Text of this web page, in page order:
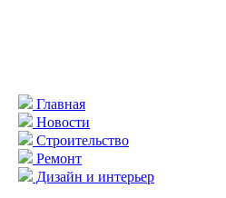
Главная
Новости
Строительство
Ремонт
Дизайн и интерьер